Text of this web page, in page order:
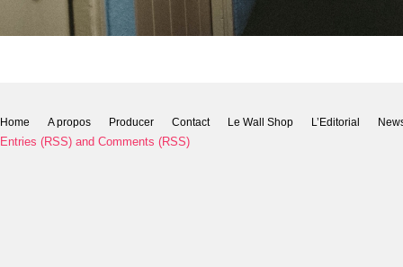
Home A propos Producer Contact Le Wall Shop L’Editorial
Entries (RSS) and Comments (RSS)